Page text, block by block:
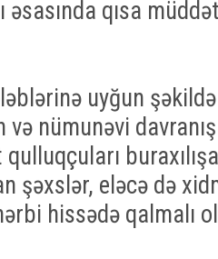
qısa
uyğun
nümunəvi
şəxslər, eləcə də
hissədə qalmalı